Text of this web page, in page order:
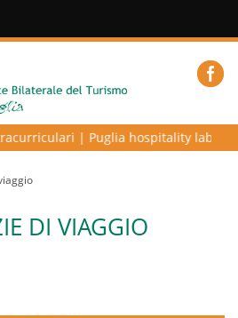
|Puglia hospitality lab –
DI VIAGGIO